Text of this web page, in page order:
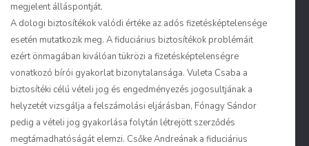
megjelent álláspontját.
A dologi biztosítékok valódi értéke az adós fizetésképtelensége
esetén mutatkozik meg. A fiduciárius biztosítékok problémáit
ezért önmagában kiválóan tükrözi a fizetésképtelenségre
vonatkozó bírói gyakorlat bizonytalansága. Vuleta Csaba a
biztosítéki célú vételi jog és engedményezés jogosultjának a
helyzetét vizsgálja a felszámolási eljárásban, Fónagy Sándor
pedig a vételi jog gyakorlása folytán létrejött szerződés
megtámadhatóságát elemzi. Csőke Andreának a fiduciárius